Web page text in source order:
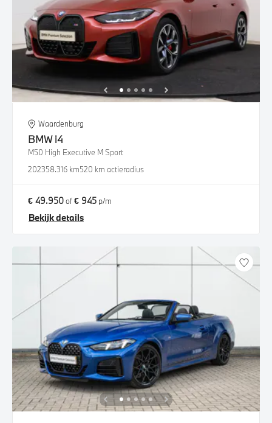
Waardenburg
BMW i4
M50 High Executive M Sport
202358.316 km520 km actieradius
€ 49.950of€ 945 p/m
Bekijk details